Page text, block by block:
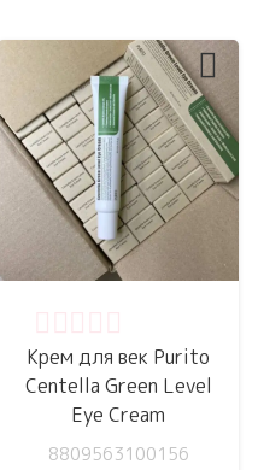
Крем для век Purito
Centella Green Level
Eye Cream
8809563100156